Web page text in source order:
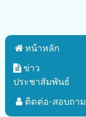
หน้าหลัก
ข่าว
ประชาสัมพันธ์
ติดต่อ-สอบถาม